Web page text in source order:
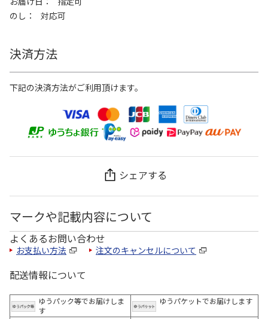
のし
対応可
決済方法
下記の決済方法がご利用頂けます。
シェアする
マークや記載内容について
よくあるお問い合わせ
お支払い方法 注文のキャンセルについて
配送情報について
ゆうパック等でお届けしま
す
ゆうパケットでお届けします